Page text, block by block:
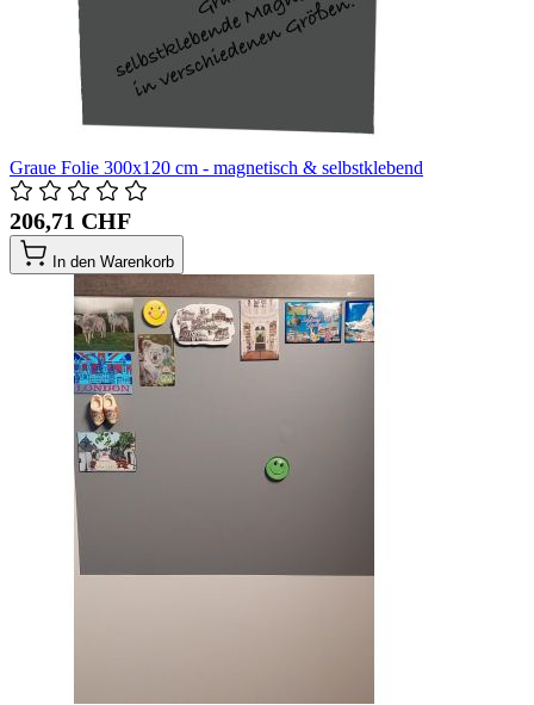
Graue Folie 300x120 cm - magnetisch & selbstklebend
206,71 CHF
In den Warenkorb